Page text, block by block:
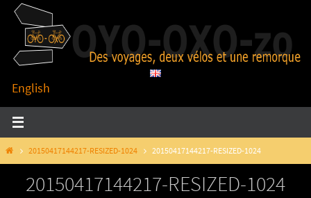
Passer
contenu
English
HOME20150417144217-RESIZED-1024 20150417144217-RESIZED-1024
20150417144217-RESIZED-1024